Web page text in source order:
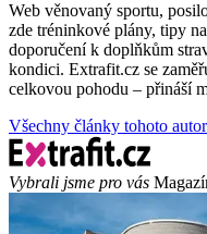
Web věnovaný sportu,
zde tréninkové plány, tipy
doporučení k doplňkům
kondici. Extrafit.cz se
celkovou pohodu – přináší
Všechny články tohoto
Vybrali jsme pro vás